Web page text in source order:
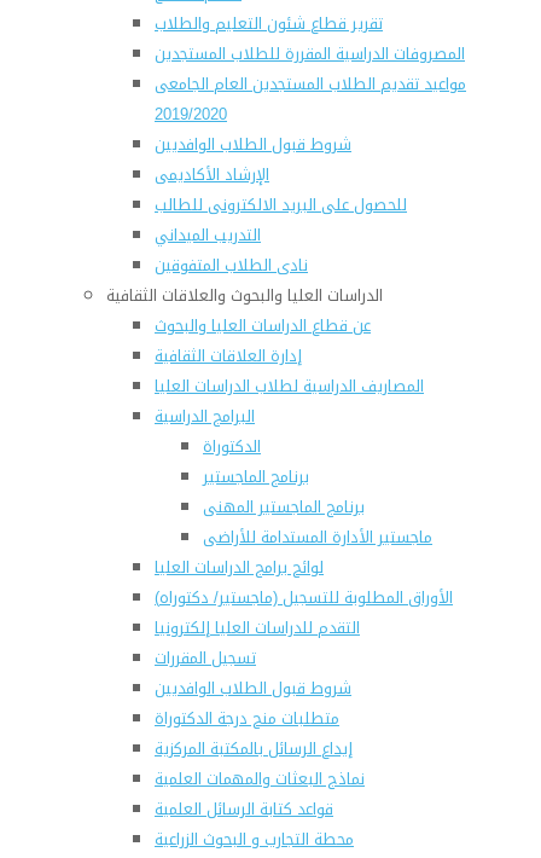
تقرير قطاع شئون التعليم والطلاب
المصروفات الدراسية المقررة للطلاب المستجدين
مواعيد تقديم الطلاب المستجدين العام الجامعى
2019/2020
شروط قبول الطلاب الوافديين
الإرشاد الأكاديمى
للحصول على البريد الالكترونى للطالب
التدريب الميداني
نادى الطلاب المتفوقين
الدراسات العليا والبحوث والعلاقات الثقافية
عن قطاع الدراسات العليا والبحوث
إدارة العلاقات الثقافية
المصاريف الدراسية لطلاب الدراسات العليا
البرامج الدراسية
الدكتوراة
برنامج الماجستير
برنامج الماجستير المهنى
ماجستير الأدارة المستدامة للأراضى
لوائح برامج الدراسات العليا
(الأوراق المطلوبة للتسجيل (ماجستير/ دكتوراه
التقدم للدراسات العليا إلكترونيا
تسجيل المقررات
شروط قبول الطلاب الوافديين
متطلبات منح درجة الدكتوراة
إيداع الرسائل بالمكتبة المركزية
نماذج البعثات والمهمات العلمية
قواعد كتابة الرسائل العلمية
محطة التجارب و البحوث الزراعية